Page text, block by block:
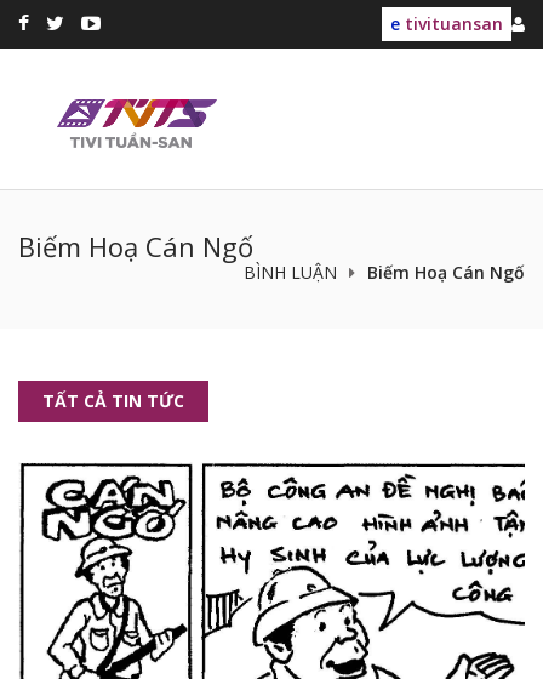
e tivituansan
Biếm Hoạ Cán Ngố
BÌNH LUẬN Biếm Hoạ Cán Ngố
TẤT CẢ TIN TỨC